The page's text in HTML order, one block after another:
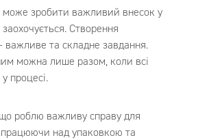
зробити важливий внесок у
Створення
важливе та складне завдання.
можна лише разом, коли всі
процесі.
роблю важливу справу для
працюючи над упаковкою та